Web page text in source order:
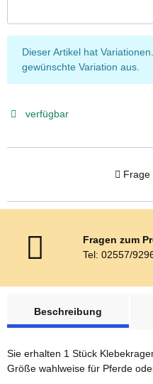
x
Dieser Artikel hat
gewünschte Variation aus.
verfügbar
Frage
Fragen zum
Tel: 02557/
Beschreibung
Sie erhalten 1 Stück
Größe wahlweise für Pferde